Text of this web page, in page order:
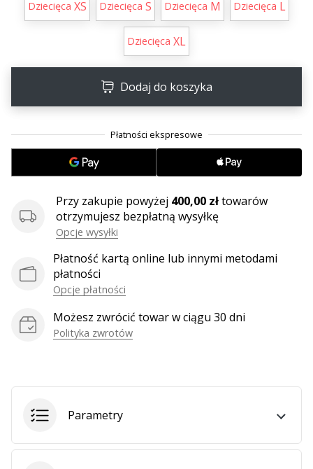
Ambasadorem
fanem
tak
jak
nas
Pokaż
wszystkie
Dziecięca XS Dziecięca S Dziecięca M Dziecięca L
Dziecięca XL
Dodaj do koszyka
Przy zakupie powyżej 400,00 złtowarów
otrzymujesz bezpłatną wysyłkę
Opcje wysyłki
Płatność kartą online lub innymi metodami
płatności
Opcje płatności
Możesz zwrócić towar w ciągu 30 dni
Polityka zwrotów
Parametry